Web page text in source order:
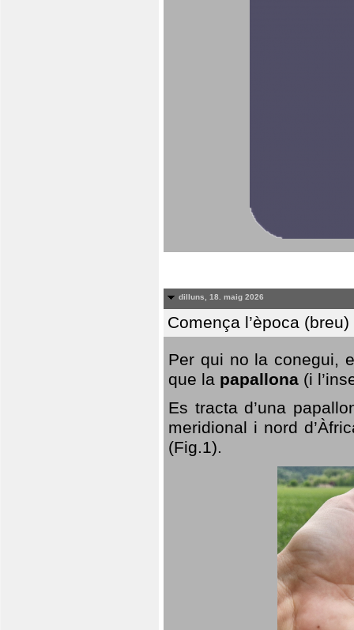
dilluns, 18. maig 2026
Comença l’època
Per qui no la conegui,
que la papallona (i
Es tracta d’una
meridional i nord
(Fig.1).